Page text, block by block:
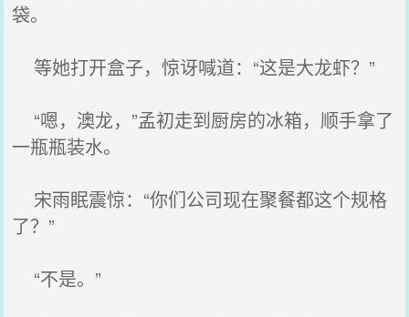
袋。
等她打开盒子，惊讶喊道：“这是大龙虾？”
“嗯，澳龙，”孟初走到厨房的冰箱，顺手拿了
一瓶瓶装水。
宋雨眠震惊：“你们公司现在聚餐都这个规格
了？”
“不是。”